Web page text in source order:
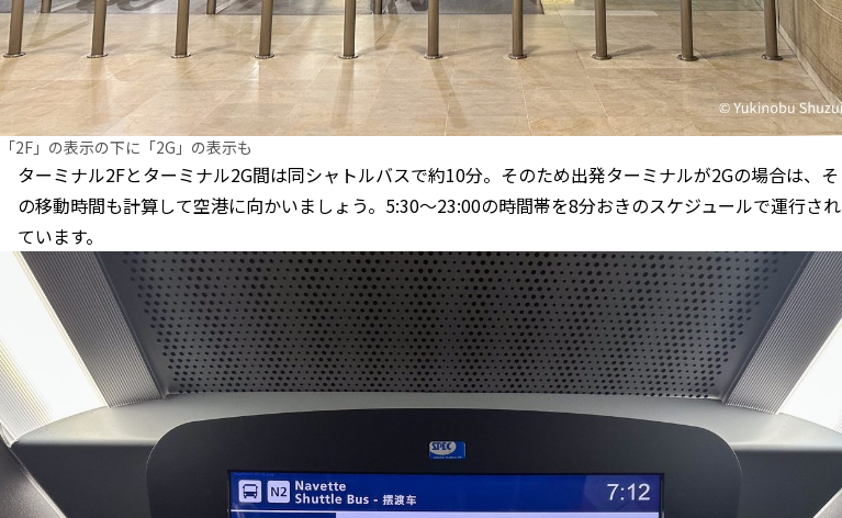
「2F」の表示の下に「2G」の表示も
ターミナル2Fとターミナル2G間は同シャトルバスで約10分。そのため出発ターミナルが2Gの場合は、そ
の移動時間も計算して空港に向かいましょう。5:30〜23:00の時間帯を8分おきのスケジュールで運行され
ています。